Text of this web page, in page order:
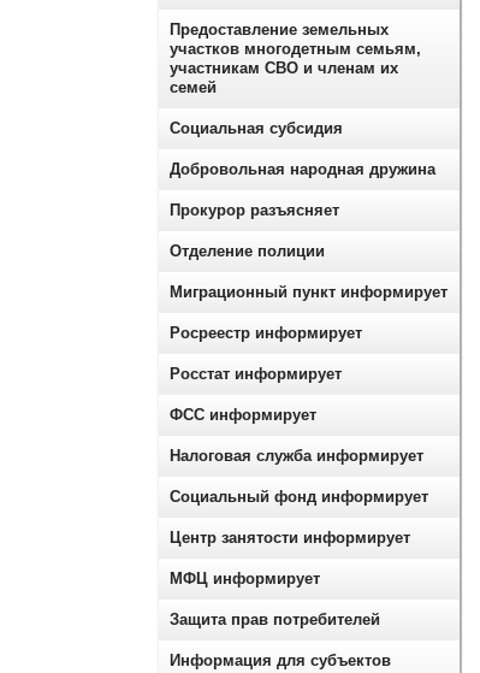
Предоставление земельных
участков многодетным семьям,
участникам СВО и членам их
семей
Социальная субсидия
Добровольная народная дружина
Прокурор разъясняет
Отделение полиции
Миграционный пункт информирует
Росреестр информирует
Росстат информирует
ФСС информирует
Налоговая служба информирует
Социальный фонд информирует
Центр занятости информирует
МФЦ информирует
Защита прав потребителей
Информация для субъектов